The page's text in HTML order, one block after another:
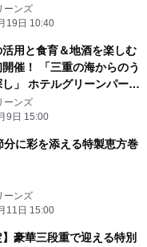
を5月11日から期間限定
ーンズ
19日 10:40
用と食育＆地酒を楽しむ
催！ 「三重の海からのう
し」 ホテルグリーンパーク
産 × 日本食研
ーンズ
9日 15:00
分に彩を添える特製恵方巻
ーンズ
11日 15:00
】豪華三段重で迎える特別